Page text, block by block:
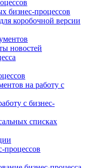
бизнес-процессов
коробочной версии
новостей
на работу с
с бизнес-
списках
процессов